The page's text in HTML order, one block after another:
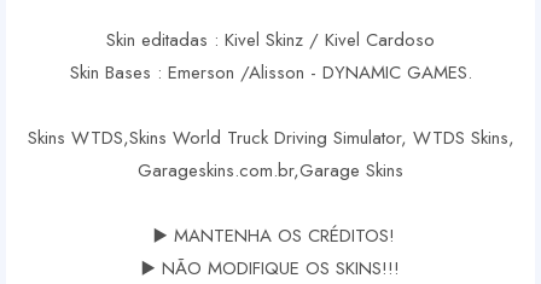
Skin editadas : Kivel Skinz / Kivel Cardoso
Skin Bases : Emerson /Alisson - DYNAMIC GAMES.
Skins WTDS,Skins World Truck Driving Simulator, WTDS Skins,
Garageskins.com.br,Garage Skins
▶️ MANTENHA OS CRÉDITOS!
▶️ NÃO MODIFIQUE OS SKINS!!!